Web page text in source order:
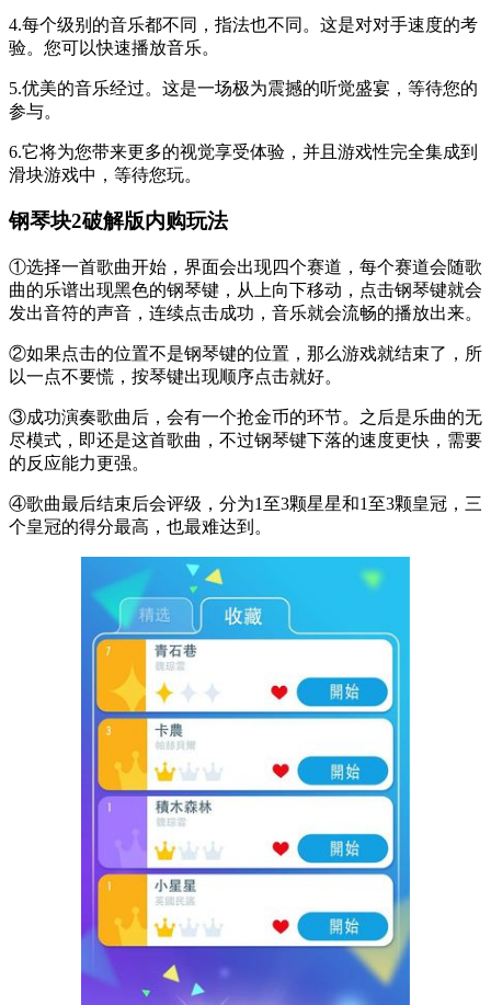
4.每个级别的音乐都不同，指法也不同。这是对对手速度的考
验。您可以快速播放音乐。
5.优美的音乐经过。这是一场极为震撼的听觉盛宴，等待您的
参与。
6.它将为您带来更多的视觉享受体验，并且游戏性完全集成到
滑块游戏中，等待您玩。
钢琴块2破解版内购玩法
①选择一首歌曲开始，界面会出现四个赛道，每个赛道会随歌
曲的乐谱出现黑色的钢琴键，从上向下移动，点击钢琴键就会
发出音符的声音，连续点击成功，音乐就会流畅的播放出来。
②如果点击的位置不是钢琴键的位置，那么游戏就结束了，所
以一点不要慌，按琴键出现顺序点击就好。
③成功演奏歌曲后，会有一个抢金币的环节。之后是乐曲的无
尽模式，即还是这首歌曲，不过钢琴键下落的速度更快，需要
的反应能力更强。
④歌曲最后结束后会评级，分为1至3颗星星和1至3颗皇冠，三
个皇冠的得分最高，也最难达到。